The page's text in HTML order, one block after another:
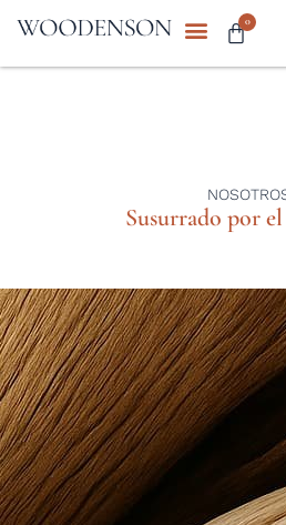
0
Susurrado por